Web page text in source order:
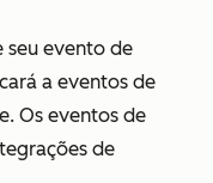
seu evento de
a eventos de
Os eventos de
de